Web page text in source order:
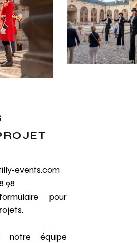
events.com
98
pour
notre équipe